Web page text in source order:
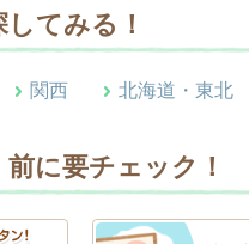
てみる！
関西 北海道・東北
に要チェック！